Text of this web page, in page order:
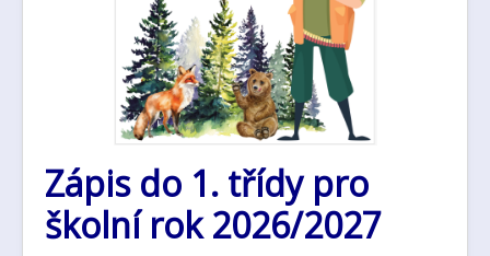
Zápis do 1. třídy pro
školní rok 2026/2027